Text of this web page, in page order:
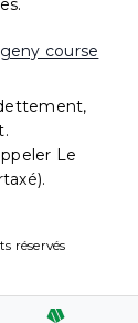
geny course
Le
réservés